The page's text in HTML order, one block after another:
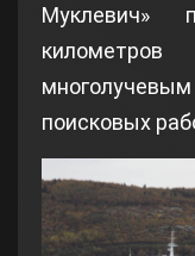
Муклевич»
поисковых